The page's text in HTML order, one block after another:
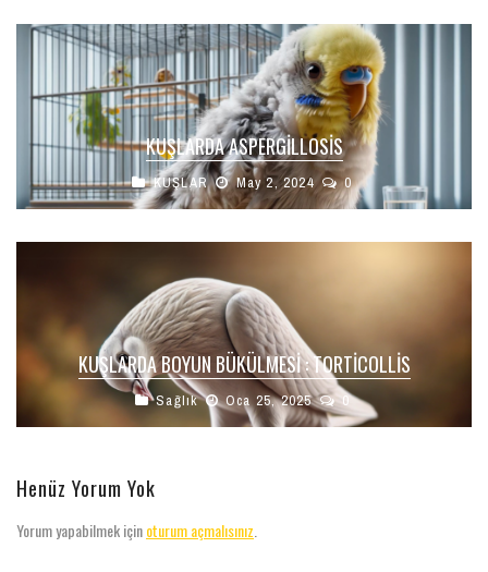
KUŞLARDA ASPERGILLOSIS
KUŞLAR May 2, 2024 0
KUŞLARDA BOYUN BÜKÜLMESI : TORTİCOLLİS
Sağlık Oca 25, 2025 0
Henüz Yorum Yok
Yorum yapabilmek içinoturum açmalısınız